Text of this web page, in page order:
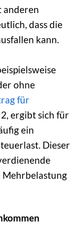
anderen
dass die
kann.
ohne
für
ergibt sich für
ein
Dieser
Mehrbelastung